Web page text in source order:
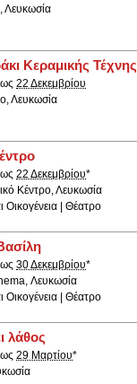
Λευκωσία
Κεραμικής Τέχνης
22 Δεκεμβρίου
Λευκωσία
22 Δεκεμβρίου*
Κέντρο, Λευκωσία
Οικογένεια | Θέατρο
30 Δεκεμβρίου*
Λευκωσία
Οικογένεια | Θέατρο
λάθος
29 Μαρτίου*